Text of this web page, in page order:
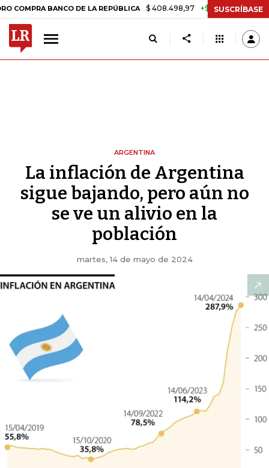
BANCO DE LA REPÚBLICA $ 408.498,97 +$ 8.753,81 +2,19%
SUSCRÍBASE
ARGENTINA
La inflación de Argentina
sigue bajando, pero aún no
se ve un alivio en la
población
martes, 14 de mayo de 2024